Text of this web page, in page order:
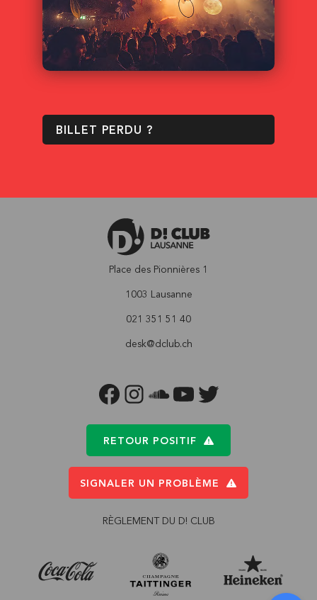
BILLET PERDU ?
Place des Pionnières 1
1003 Lausanne
021 351 51 40
desk@dclub.ch
FACEBOOKINSTAGRAM
SOUNDCLOUD
YOUTUBETWITTER
RETOUR POSITIF
SIGNALER UN PROBLÈME
RÈGLEMENT DU D! CLUB